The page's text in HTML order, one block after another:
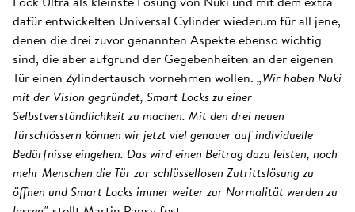
dafür entwickelten Universal Cylinder wiederum für all jene,
denen die drei zuvor genannten Aspekte ebenso wichtig
sind, die aber aufgrund der Gegebenheiten an der eigenen
Tür einen Zylindertausch vornehmen wollen. „Wir haben Nuki
mit der Vision gegründet, Smart Locks zu einer
Selbstverständlichkeit zu machen. Mit den drei neuen
Türschlössern können wir jetzt viel genauer auf individuelle
Bedürfnisse eingehen. Das wird einen Beitrag dazu leisten, noch
mehr Menschen die Tür zur schlüssellosen Zutrittslösung zu
öffnen und Smart Locks immer weiter zur Normalität werden zu